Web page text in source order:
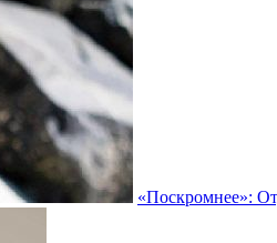
«Поскромнее»: